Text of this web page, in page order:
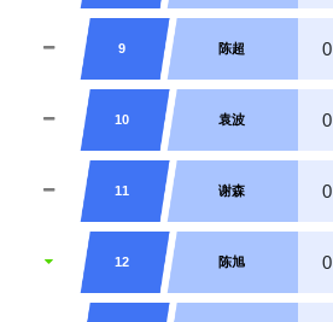
9 陈超 0
10 袁波 0
11 谢森 0
12 陈旭 0